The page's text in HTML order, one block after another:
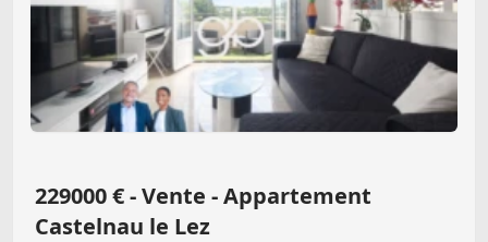
229000 € - Vente - Appartement
Castelnau le Lez